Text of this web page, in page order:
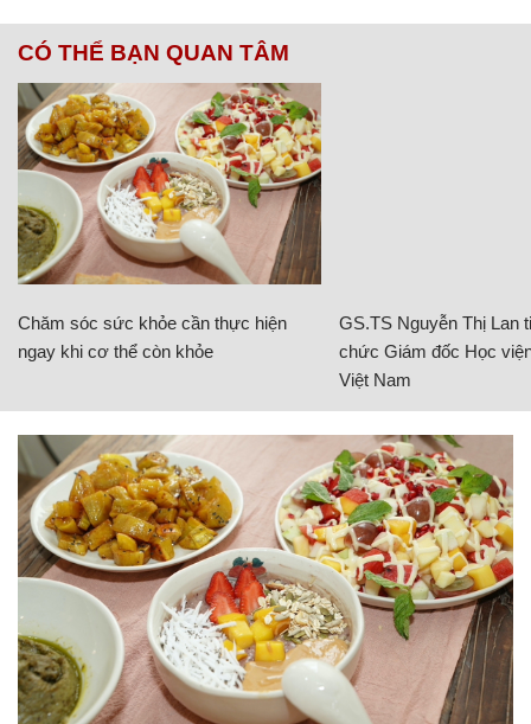
CÓ THỂ BẠN QUAN TÂM
Chăm sóc sức khỏe cần thực hiện
ngay khi cơ thể còn khỏe
GS.TS Nguyễn Thị Lan
chức Giám đốc Học
Việt Nam